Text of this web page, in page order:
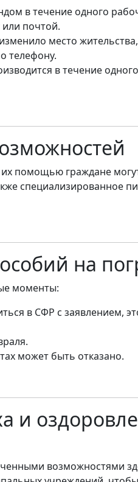
в течение одного
или почтой.
место
телефону.
в течение
помощью граждане
специализированное
на
моменты:
в СФР с заявлением,
может быть отказано.
и
возможностями